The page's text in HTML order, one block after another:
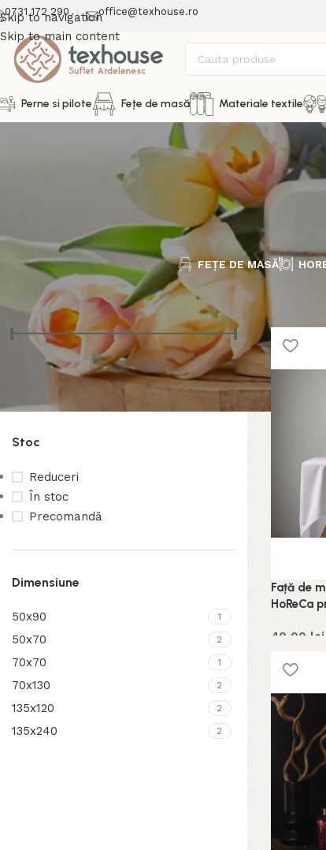
Skip to navigation
Skip to main content
0731 172 290 office@texhouse.ro
Perne si pilote Fețe de masă Materiale textile
FEȚE DE MASĂ
Filtrează
20 lei—380 lei
Stoc
Reduceri
În stoc
Precomandă
Dimensiune
50x90 1
50x70 2
70x70 1
70x130 2
135x120 2
135x240 2
Față de
HoReCa
40,00 lei